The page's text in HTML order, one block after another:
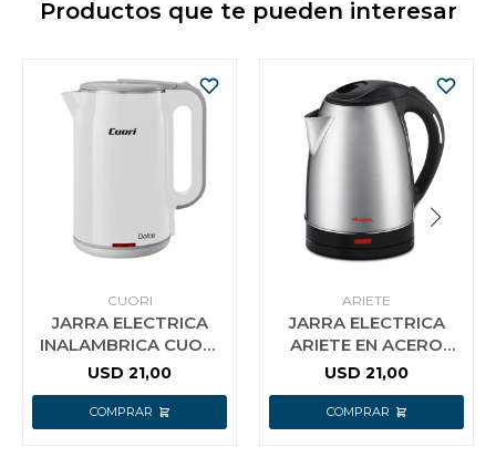
Productos que te pueden interesar
CUORI
JARRA ELECTRICA
INALAMBRICA CUORI
DOLCE
USD 21,00
ARIETE
JARRA ELECTRICA
ARIETE EN ACERO
INOXIDABLE 1.8 LTS
USD 21,00